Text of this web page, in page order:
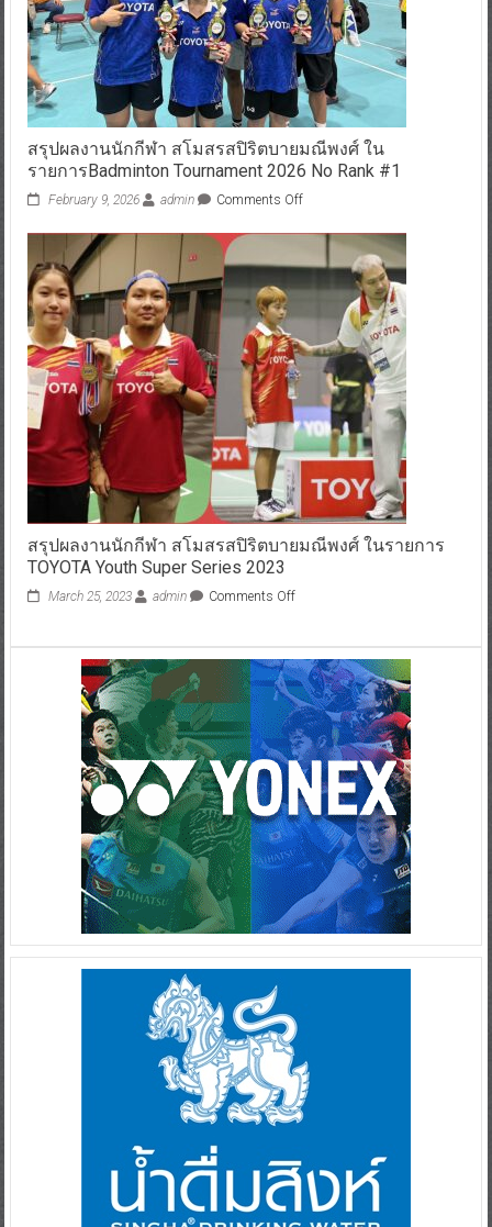
สรุปผลงานนักกีฬา สโมสรสปิริตบายมณีพงศ์ ใน
รายการBadminton Tournament 2026 No Rank #1
February 9, 2026 admin Comments Off
สรุปผลงานนักกีฬา สโมสรสปิริตบายมณีพงศ์ ในรายการ
TOYOTA Youth Super Series 2023
March 25, 2023 admin Comments Off